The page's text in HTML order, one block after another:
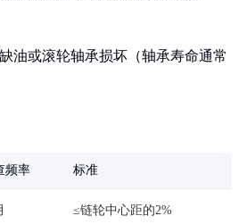
油或滚轮轴承损坏（轴承寿命通常
频率 标准
≤链轮中心距的2%